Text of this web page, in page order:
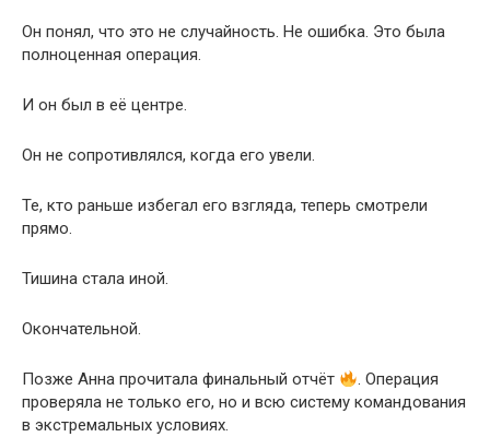
Он понял, что это не случайность. Не ошибка. Это была
полноценная операция.
И он был в её центре.
Он не сопротивлялся, когда его увели.
Те, кто раньше избегал его взгляда, теперь смотрели
прямо.
Тишина стала иной.
Окончательной.
Позже Анна прочитала финальный отчёт
. Операция
проверяла не только его, но и всю систему командования
в экстремальных условиях.